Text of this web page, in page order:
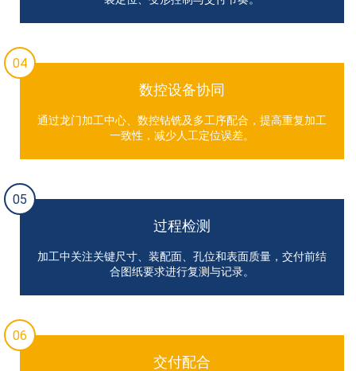
04
数控设备协同
通过龙门加工中心、数控钻铣及多工序配合，提高重复加工
一致性，减少人工定位误差。
05
过程检测
加工中关注关键尺寸、装配面、孔位和表面质量，交付前结
合图纸要求进行复测与记录。
06
交付配合